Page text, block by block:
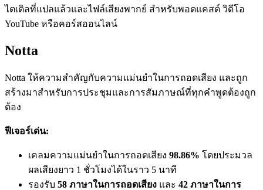
ไตเติลที่แปลแล้วและไฟล์เสียงพากย์ สำหรับพอดแคสต์ วิดีโอ
YouTube หรือคอร์สออนไลน์
Notta
Notta ให้ความสำคัญกับความแม่นยำในการถอดเสียง และถูก
สร้างมาสำหรับการประชุมและการสัมภาษณ์ที่ทุกคำพูดต้องถูก
ต้อง
ฟีเจอร์เด่น:
เคลมความแม่นยำในการถอดเสียง 98.86% โดยประมวล
ผลเสียงยาว 1 ชั่วโมงได้ในราว 5 นาที
รองรับ 58 ภาษาในการถอดเสียง และ 42 ภาษาในการ